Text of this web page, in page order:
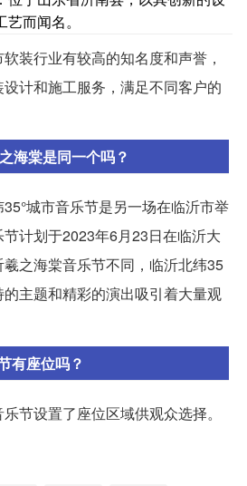
而闻名。
装行业有较高的知名度和声誉，
计和施工服务，满足不同客户的
海棠是同一个吗？
城市音乐节是另一场在临沂市举
计划于2023年6月23日在临沂大
之海棠音乐节不同，临沂北纬35
主题和精彩的演出吸引着大量观
有座位吗？
节设置了座位区域供观众选择。